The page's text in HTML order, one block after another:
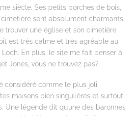
siècle. Ses petits porches de bois,
sont absolument charmants.
trouver une église et son cimetière
est très calme et très agréable au
En plus, le site me fait penser à
Jones, vous ne trouvez pas?
considéré comme le plus joli
maisons bien singulières et surtout
Une légende dit qu’une des baronnes